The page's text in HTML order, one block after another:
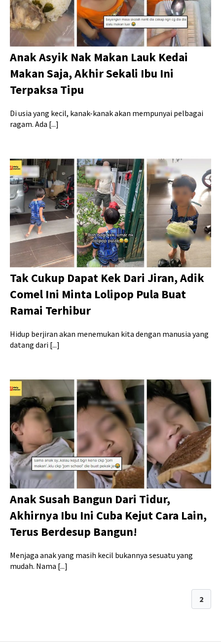
Anak Asyik Nak Makan Lauk Kedai
Makan Saja, Akhir Sekali Ibu Ini
Terpaksa Tipu
Di usia yang kecil, kanak-kanak akan mempunyai pelbagai
ragam. Ada [...]
Tak Cukup Dapat Kek Dari Jiran, Adik
Comel Ini Minta Lolipop Pula Buat
Ramai Terhibur
Hidup berjiran akan menemukan kita dengan manusia yang
datang dari [...]
Anak Susah Bangun Dari Tidur,
Akhirnya Ibu Ini Cuba Kejut Cara Lain,
Terus Berdesup Bangun!
Menjaga anak yang masih kecil bukannya sesuatu yang
mudah. Nama [...]
2